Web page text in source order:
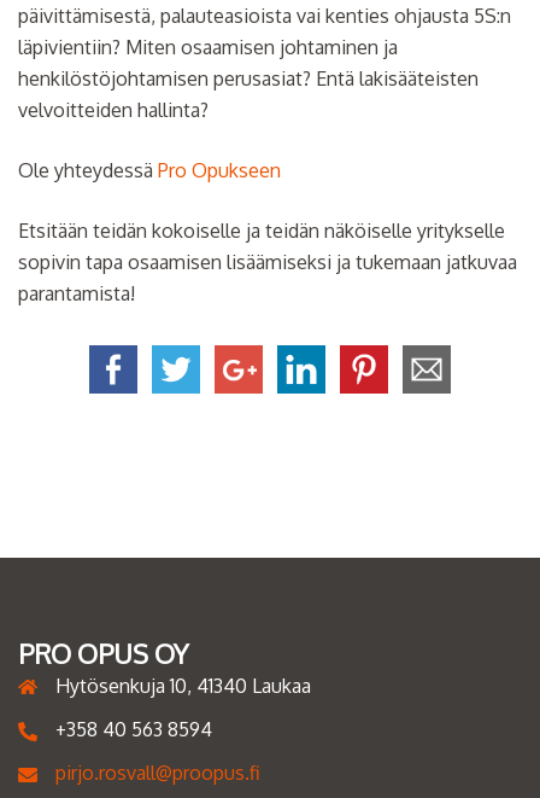
päivittämisestä, palauteasioista vai kenties ohjausta 5S:n
läpivientiin? Miten osaamisen johtaminen ja
henkilöstöjohtamisen perusasiat? Entä lakisääteisten
velvoitteiden hallinta?
Ole yhteydessä Pro Opukseen
Etsitään teidän kokoiselle ja teidän näköiselle yritykselle
sopivin tapa osaamisen lisäämiseksi ja tukemaan jatkuvaa
parantamista!
PRO OPUS OY
Hytösenkuja 10, 41340 Laukaa
+358 40 563 8594
pirjo.rosvall@proopus.fi